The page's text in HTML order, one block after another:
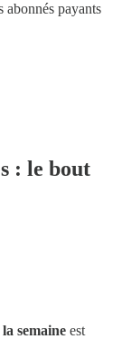
payants
: le bout
semaine est